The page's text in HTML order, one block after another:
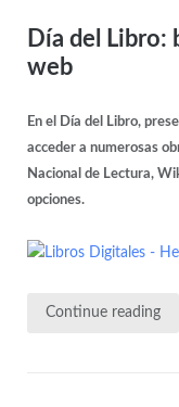
Día del Libro:
web
En el Día del Libro,
acceder a numerosas
Nacional de Lectura,
opciones.
Continue reading